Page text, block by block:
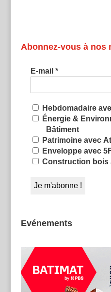
Abonnez-vous à nos
E-mail *
Hebdomadaire
Énergie &
Bâtiment
Patrimoine avec
Enveloppe avec
Construction bois
Evénements